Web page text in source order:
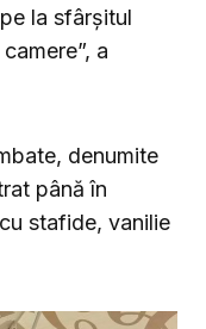
la sfârșitul
a
denumite
până în
stafide, vanilie